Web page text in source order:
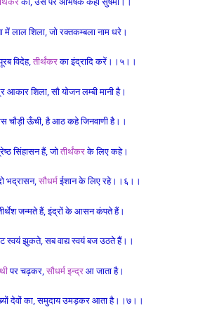
में लाल शिला, जो रक्तकम्बला नाम धरे।
विदेह,तीर्थंकरका इंद्रादि करें।।५।।
आकार शिला, सौ योजन लम्बी मानी है।
चौड़ी ऊँची, है आठ कहे जिनवाणी है।।
सिंहासन हैं, जोतीर्थंकरके लिए कहे।
दो भद्रासन,सौधर्मईशान के लिए रहे।।६।।
जन्मते हैं, इंद्रों के आसन कंपते हैं।
स्वयं झुकते, सब वाद्य स्वयं बज उठते हैं।।
पर चढ़कर, सौधर्म इन्द्रआ जाता है।
देवों का, समुदाय उमड़कर आता है।।७।।